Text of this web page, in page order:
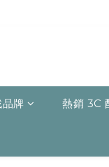
牌 熱銷 3C